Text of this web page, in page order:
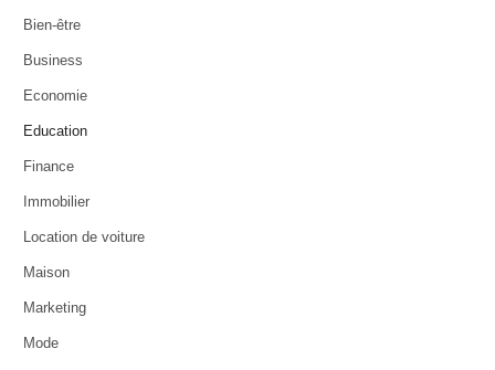
Bien-être
Business
Economie
Education
Finance
Immobilier
Location de voiture
Maison
Marketing
Mode